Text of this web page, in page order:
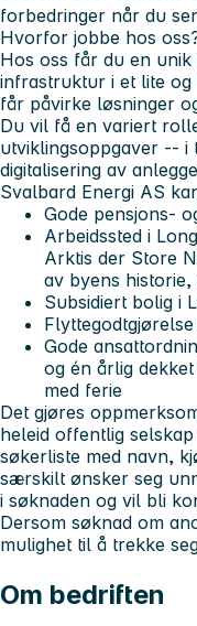
forbedringer når du
Hvorfor jobbe hos
Hos oss får du en
infrastruktur i et lite
får påvirke løsninger
Du vil få en variert
utviklingsoppgaver -- i
digitalisering av
Svalbard Energi AS
Gode pensjons-
Arbeidssted i
Arktis der Store
av byens
Subsidiert bolig i
Gode
og én årlig
med ferie
Det gjøres
heleid offentlig
søkerliste med navn,
særskilt ønsker seg
i søknaden og vil bli
Dersom søknad om
mulighet til å trekke
Om bedriften